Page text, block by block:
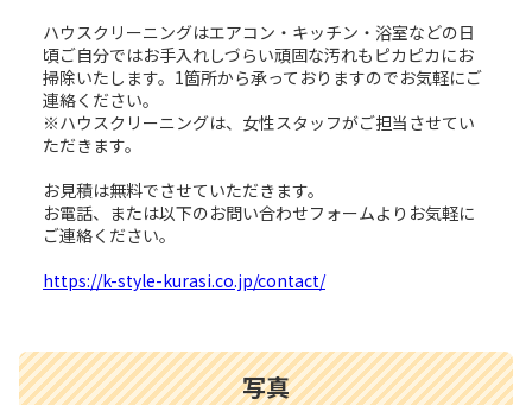
ハウスクリーニングはエアコン・キッチン・浴室などの日
頃ご自分ではお手入れしづらい頑固な汚れもピカピカにお
掃除いたします。1箇所から承っておりますのでお気軽にご
連絡ください。
※ハウスクリーニングは、女性スタッフがご担当させてい
ただきます。
お見積は無料でさせていただきます。
お電話、または以下のお問い合わせフォームよりお気軽に
ご連絡ください。
https://k-style-kurasi.co.jp/contact/
写真